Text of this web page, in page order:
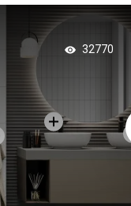
32770